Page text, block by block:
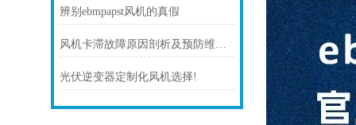
辨别ebmpapst风机的真假
风机卡滞故障原因剖析及预防维护技巧
光伏逆变器定制化风机选择!